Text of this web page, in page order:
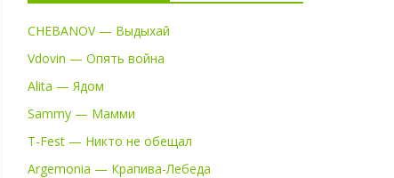
CHEBANOV — Выдыхай
Vdovin — Опять война
Alita — Ядом
Sammy — Мамми
T-Fest — Никто не обещал
Argemonia — Крапива-Лебеда